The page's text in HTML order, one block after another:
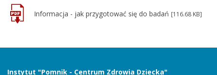
Informacja - jak przygotować się do badań [116.68 KB]
Instytut "Pomnik - Centrum Zdrowia Dziecka"